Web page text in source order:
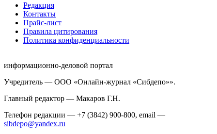
Редакция
Контакты
Прайс-лист
Правила цитирования
Политика конфиденциальности
информационно-деловой портал
Учредитель — ООО «Онлайн-журнал «Сибдепо»».
Главный редактор — Макаров Г.Н.
Телефон редакции — +7 (3842) 900-800, email —
sibdepo@yandex.ru